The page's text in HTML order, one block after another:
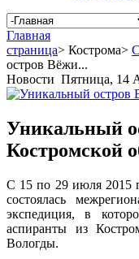
Главная
страница> Кострома>
остров Вёжи...
Новости Пятница, 14
Уникальный
Костромской
С 15 по 29 июля 2015
состоялась
экспедиция, в
аспиранты из
Вологды.